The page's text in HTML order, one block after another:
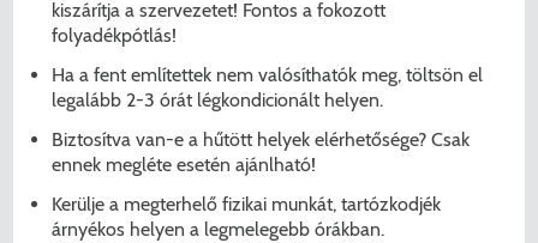
kiszárítja a szervezetet! Fontos a fokozott
folyadékpótlás!
Ha a fent említettek nem valósíthatók meg, töltsön el
legalább 2-3 órát légkondicionált helyen.
Biztosítva van-e a hűtött helyek elérhetősége? Csak
ennek megléte esetén ajánlható!
Kerülje a megterhelő fizikai munkát, tartózkodjék
árnyékos helyen a legmelegebb órákban.